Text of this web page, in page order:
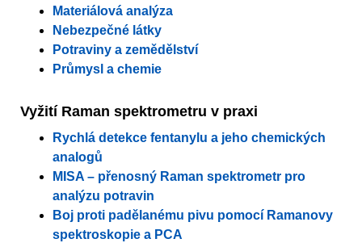
Materiálová analýza
Nebezpečné látky
Potraviny a zemědělství
Průmysl a chemie
Vyžití Raman spektrometru v praxi
Rychlá detekce fentanylu a jeho chemických
analogů
MISA – přenosný Raman spektrometr pro
analýzu potravin
Boj proti padělanému pivu pomocí Ramanovy
spektroskopie a PCA